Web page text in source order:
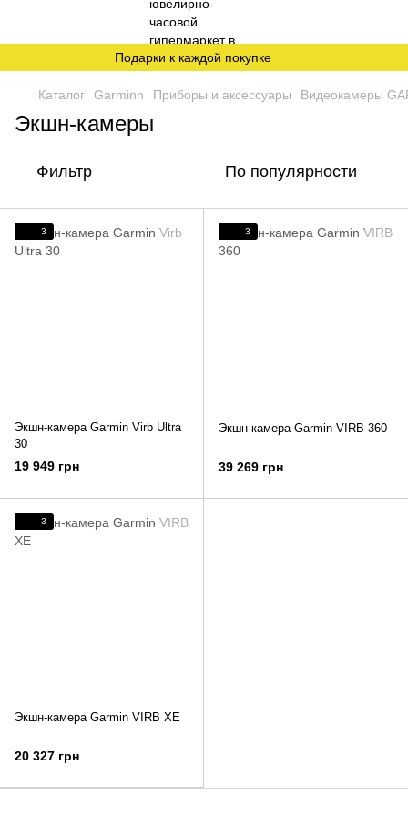
Подарки к каждой покупке
Каталог Garminn Приборы и аксессуары Видеокамеры
Экшн-камеры
Фильтр По популярности
3
Экшн-камера Garmin Virb Ultra
30
19 949 грн
3
Экшн-камера Garmin VIRB 360
39 269 грн
3
Экшн-камера Garmin VIRB XE
20 327 грн